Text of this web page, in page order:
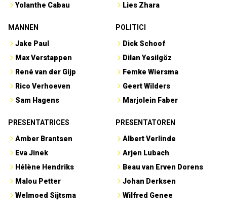
Yolanthe Cabau
Lies Zhara
MANNEN
Jake Paul
Max Verstappen
René van der Gijp
Rico Verhoeven
Sam Hagens
POLITICI
Dick Schoof
Dilan Yesilgöz
Femke Wiersma
Geert Wilders
Marjolein Faber
PRESENTATRICES
Amber Brantsen
Eva Jinek
Hélène Hendriks
Malou Petter
Welmoed Sijtsma
PRESENTATOREN
Albert Verlinde
Arjen Lubach
Beau van Erven Dorens
Johan Derksen
Wilfred Genee